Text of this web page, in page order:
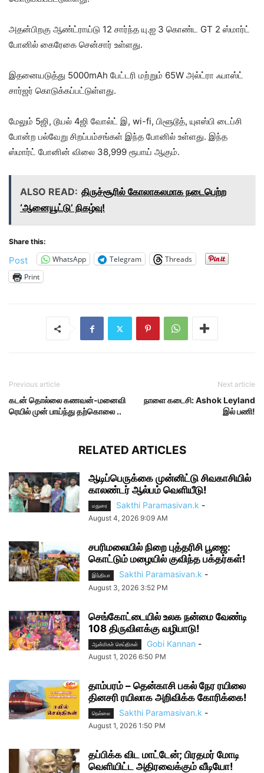
அதன்பிறகு ஆண்ட்ராய்டு 12 சார்ந்த யு.ஐ 3 கொண்ட GT 2 ஸ்மார்ட்
போனில் கைரேகை சென்சார் உள்ளது.
இதனையடுத்து 5000mAh பேட்டரி மற்றும் 65W அல்ட்ரா ஃபாஸ்ட்
சார்ஜர் கொடுக்கப்பட்டுள்ளது.
மேலும் 5ஜி, டூயல் 4ஜி வோல்ட் இ, wi-fi, பிளூடூத், யுஎஸ்பி டைப்சி
போன்ற பல்வேறு சிறப்பம்சங்கள் இந்த போனில் உள்ளது. இந்த
ஸ்மார்ட் போனின் விலை 38,999 ரூபாய் ஆகும்.
ALSO READ: திருச்சூரில் கோலாகலமாக நடைபெற்ற
‘ஆனையூட்டு’ நிகழ்வு!
Share this:
Post WhatsApp Telegram
Threads
Print
Previous article
கடன் தொல்லை கணவன்-மனைவி
ரெயில் முன் பாய்ந்து தற்கொலை ..
Next article
நாளை கடைசி: Ashok Leyland
இல் பணி!
RELATED ARTICLES
ஆடிப்பெருக்கை முன்னிட்டு சிவகாசியில்
காலண்டர் ஆல்பம் வெளியீடு!
மதுரை Sakthi Paramasivan.k -
August 4, 2026 9:09 AM
சபரிமலையில் நிறை புத்தரிசி பூஜை:
கொட்டும் மழையில் குவிந்த பக்தர்கள்!
இந்தியா Sakthi Paramasivan.k -
August 3, 2026 3:52 PM
செங்கோட்டையில் உலக நன்மை வேண்டி
108 திருவிளக்கு வழிபாடு!
ஆன்மிகச் செய்திகள் Gobi Kannan -
August 1, 2026 6:50 PM
தாம்பரம் – தென்காசி பகல் நேர ரயிலை
தினசரி ரயிலாக அறிவிக்க கோரிக்கை!
நெல்லை Sakthi Paramasivan.k -
August 1, 2026 1:50 PM
தப்பிக்க விட மாட்டேன்; பிரதமர் மோடி
வெளியிட்ட அதிரவைக்கும் வீடியோ!